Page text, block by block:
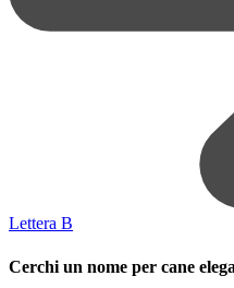
Lettera B
Cerchi un nome per cane